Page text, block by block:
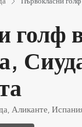
голф
Аликанте,